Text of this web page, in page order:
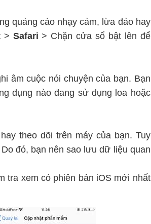
quảng cáo nhạy cảm, lừa đảo hay
> Safari > Chặn cửa sổ bật lên để
âm cuộc nói chuyện của bạn. Bạn
dụng nào đang sử dụng loa hoặc
theo dõi trên máy của bạn. Tuy
đó, bạn nên sao lưu dữ liệu quan
tra xem có phiên bản iOS mới nhất